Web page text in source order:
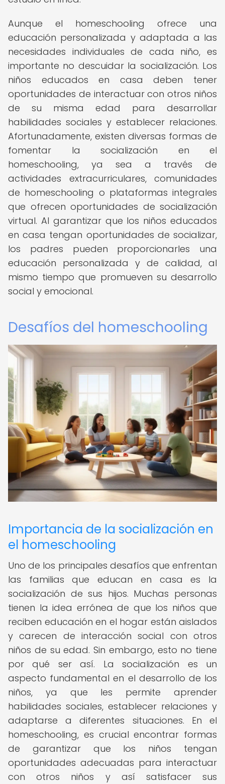
Aunque el homeschooling ofrece una
educación personalizada y adaptada a las
necesidades individuales de cada niño, es
importante no descuidar la socialización. Los
niños educados en casa deben tener
oportunidades de interactuar con otros niños
de su misma edad para desarrollar
habilidades sociales y establecer relaciones.
Afortunadamente, existen diversas formas de
fomentar la socialización en el
homeschooling, ya sea a través de
actividades extracurriculares, comunidades
de homeschooling o plataformas integrales
que ofrecen oportunidades de socialización
virtual. Al garantizar que los niños educados
en casa tengan oportunidades de socializar,
los padres pueden proporcionarles una
educación personalizada y de calidad, al
mismo tiempo que promueven su desarrollo
social y emocional.
Desafíos del homeschooling
Importancia de la socialización en
el homeschooling
Uno de los principales desafíos que enfrentan
las familias que educan en casa es la
socialización de sus hijos. Muchas personas
tienen la idea errónea de que los niños que
reciben educación en el hogar están aislados
y carecen de interacción social con otros
niños de su edad. Sin embargo, esto no tiene
por qué ser así. La socialización es un
aspecto fundamental en el desarrollo de los
niños, ya que les permite aprender
habilidades sociales, establecer relaciones y
adaptarse a diferentes situaciones. En el
homeschooling, es crucial encontrar formas
de garantizar que los niños tengan
oportunidades adecuadas para interactuar
con otros niños y así satisfacer sus